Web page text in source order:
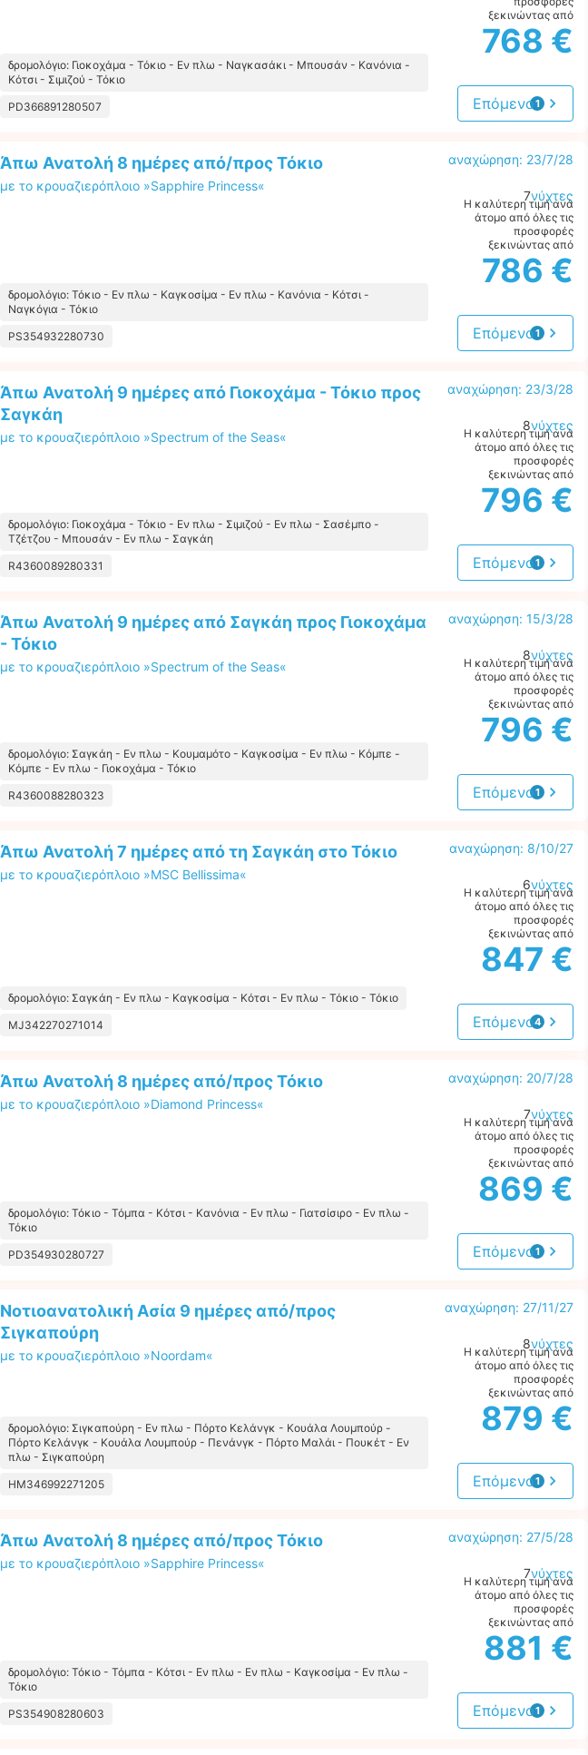
δρομολόγιο: Γιοκοχάμα - Τόκιο - Εν πλω - Ναγκασάκι - Μπουσάν - Κανόνια -
Κότσι - Σιμιζού - Τόκιο
PD366891280507
ξεκινώντας από
768 €
1
προσφορά
Επόμενο
7νύχτες
Άπω Ανατολή 8 ημέρες από/προς Τόκιο
με το κρουαζιερόπλοιο »Sapphire Princess«
αναχώρηση: 23/7/28
δρομολόγιο: Τόκιο - Εν πλω - Καγκοσίμα - Εν πλω - Κανόνια - Κότσι -
Ναγκόγια - Τόκιο
PS354932280730
Η καλύτερη τιμή ανά
άτομο από όλες τις
προσφορές
ξεκινώντας από
786 €
1
προσφορά
Επόμενο
8νύχτες
Άπω Ανατολή 9 ημέρες από Γιοκοχάμα - Τόκιο προς
Σαγκάη
με το κρουαζιερόπλοιο »Spectrum of the Seas«
αναχώρηση: 23/3/28
δρομολόγιο: Γιοκοχάμα - Τόκιο - Εν πλω - Σιμιζού - Εν πλω - Σασέμπο -
Τζέτζου - Μπουσάν - Εν πλω - Σαγκάη
R4360089280331
Η καλύτερη τιμή ανά
άτομο από όλες τις
προσφορές
ξεκινώντας από
796 €
1
προσφορά
Επόμενο
8νύχτες
Άπω Ανατολή 9 ημέρες από Σαγκάη προς Γιοκοχάμα
- Τόκιο
με το κρουαζιερόπλοιο »Spectrum of the Seas«
αναχώρηση: 15/3/28
δρομολόγιο: Σαγκάη - Εν πλω - Κουμαμότο - Καγκοσίμα - Εν πλω - Κόμπε -
Κόμπε - Εν πλω - Γιοκοχάμα - Τόκιο
R4360088280323
Η καλύτερη τιμή ανά
άτομο από όλες τις
προσφορές
ξεκινώντας από
796 €
1
προσφορά
Επόμενο
6νύχτες
Άπω Ανατολή 7 ημέρες από τη Σαγκάη στο Τόκιο
με το κρουαζιερόπλοιο »MSC Bellissima«
αναχώρηση: 8/10/27
δρομολόγιο: Σαγκάη - Εν πλω - Καγκοσίμα - Κότσι - Εν πλω - Τόκιο - Τόκιο
MJ342270271014
Η καλύτερη τιμή ανά
άτομο από όλες τις
προσφορές
ξεκινώντας από
847 €
4
προτάσεις
Επόμενο
7νύχτες
Άπω Ανατολή 8 ημέρες από/προς Τόκιο
με το κρουαζιερόπλοιο »Diamond Princess«
αναχώρηση: 20/7/28
δρομολόγιο: Τόκιο - Τόμπα - Κότσι - Κανόνια - Εν πλω - Γιατσίσιρο - Εν πλω -
Τόκιο
PD354930280727
Η καλύτερη τιμή ανά
άτομο από όλες τις
προσφορές
ξεκινώντας από
869 €
1
προσφορά
Επόμενο
8νύχτες
Νοτιοανατολική Ασία 9 ημέρες από/προς
Σιγκαπούρη
με το κρουαζιερόπλοιο »Noordam«
αναχώρηση: 27/11/27
δρομολόγιο: Σιγκαπούρη - Εν πλω - Πόρτο Κελάνγκ - Κουάλα Λουμπούρ -
Πόρτο Κελάνγκ - Κουάλα Λουμπούρ - Πενάνγκ - Πόρτο Μαλάι - Πουκέτ - Εν
πλω - Σιγκαπούρη
HM346992271205
Η καλύτερη τιμή ανά
άτομο από όλες τις
προσφορές
ξεκινώντας από
879 €
1
προσφορά
Επόμενο
7νύχτες
Άπω Ανατολή 8 ημέρες από/προς Τόκιο
με το κρουαζιερόπλοιο »Sapphire Princess«
αναχώρηση: 27/5/28
δρομολόγιο: Τόκιο - Τόμπα - Κότσι - Εν πλω - Εν πλω - Καγκοσίμα - Εν πλω -
Τόκιο
PS354908280603
Η καλύτερη τιμή ανά
άτομο από όλες τις
προσφορές
ξεκινώντας από
881 €
1
προσφορά
Επόμενο